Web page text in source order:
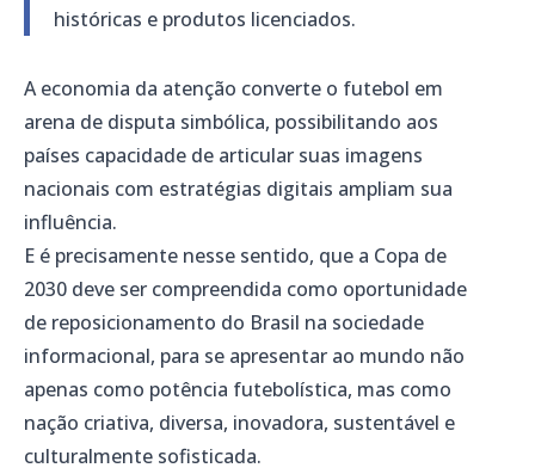
históricas e produtos licenciados.
A economia da atenção converte o futebol em
arena de disputa simbólica, possibilitando aos
países capacidade de articular suas imagens
nacionais com estratégias digitais ampliam sua
influência.
E é precisamente nesse sentido, que a Copa de
2030 deve ser compreendida como oportunidade
de reposicionamento do Brasil na sociedade
informacional, para se apresentar ao mundo não
apenas como potência futebolística, mas como
nação criativa, diversa, inovadora, sustentável e
culturalmente sofisticada.